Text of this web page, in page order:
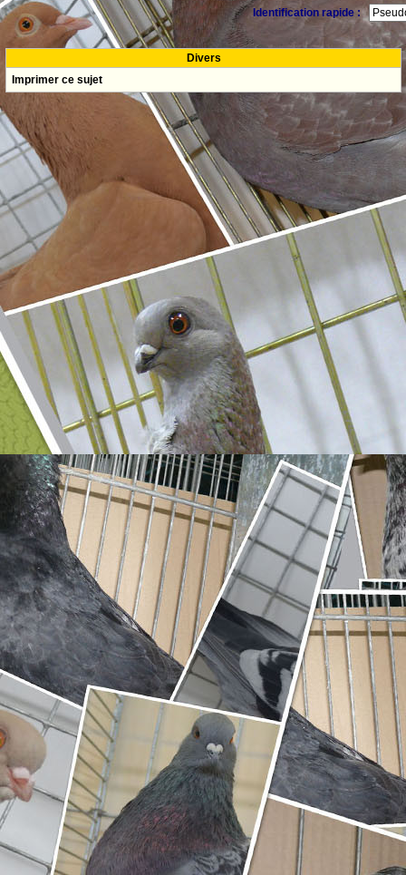
Identification rapide :
Divers
Imprimer ce sujet